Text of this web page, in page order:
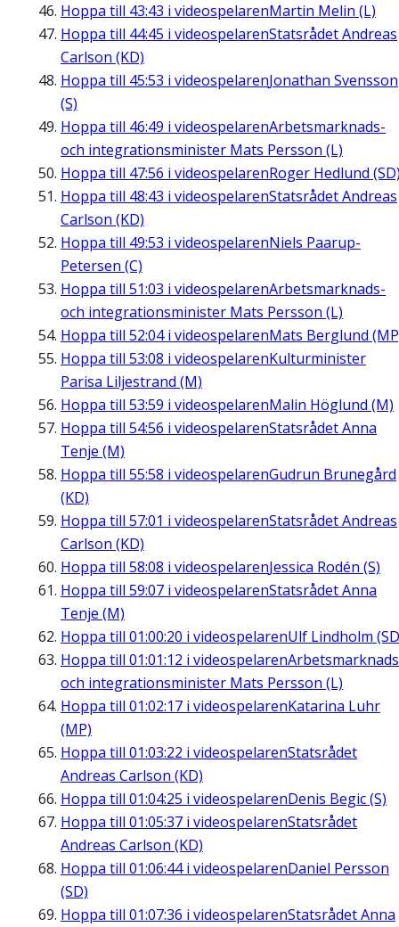
Hoppa till 43:43 i videospelarenMartin Melin (L)
Hoppa till 44:45 i videospelarenStatsrådet Andreas
Carlson (KD)
Hoppa till 45:53 i videospelarenJonathan Svensson
(S)
Hoppa till 46:49 i videospelarenArbetsmarknads-
och integrationsminister Mats Persson (L)
Hoppa till 47:56 i videospelarenRoger Hedlund
Hoppa till 48:43 i videospelarenStatsrådet Andreas
Carlson (KD)
Hoppa till 49:53 i videospelarenNiels Paarup-
Petersen (C)
Hoppa till 51:03 i videospelarenArbetsmarknads-
och integrationsminister Mats Persson (L)
Hoppa till 52:04i videospelarenMats Berglund
Hoppa till 53:08 i videospelarenKulturminister
Parisa Liljestrand (M)
Hoppa till 53:59 i videospelarenMalin Höglund (M)
Hoppa till 54:56 i videospelarenStatsrådet Anna
Tenje (M)
Hoppa till 55:58 i videospelarenGudrun Brunegård
(KD)
Hoppa till 57:01 i videospelarenStatsrådet Andreas
Carlson (KD)
Hoppa till 58:08 i videospelarenJessica Rodén (S)
Hoppa till 59:07 i videospelarenStatsrådet Anna
Tenje (M)
Hoppa till 01:00:20 i videospelarenUlf Lindholm
Hoppa till 01:01:12 i videospelaren
och integrationsminister Mats Persson (L)
Hoppa till 01:02:17 i videospelarenKatarina Luhr
(MP)
Hoppa till 01:03:22 i videospelarenStatsrådet
Andreas Carlson (KD)
Hoppa till 01:04:25 i videospelarenDenis Begic (S)
Hoppa till 01:05:37 i videospelarenStatsrådet
Andreas Carlson (KD)
Hoppa till 01:06:44i videospelarenDaniel Persson
(SD)
Hoppa till 01:07:36 i videospelarenStatsrådet Anna